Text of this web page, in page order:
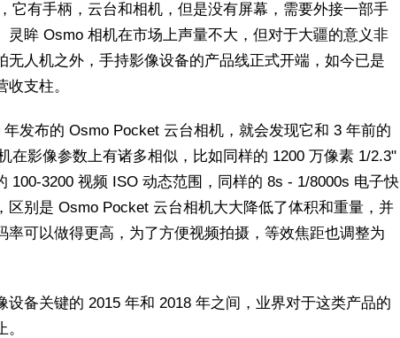
它有手柄，云台和相机，但是没有屏幕，需要外接一部手
灵眸 Osmo 相机在市场上声量不大，但对于大疆的意义非
无人机之外，手持影像设备的产品线正式开端，如今已是
支柱。
年发布的 Osmo Pocket 云台相机，就会发现它和 3 年前的
在影像参数上有诸多相似，比如同样的 1200 万像素 1/2.3"
100-3200 视频 ISO 动态范围，同样的 8s - 1/8000s 电子快
区别是 Osmo Pocket 云台相机大大降低了体积和重量，并
率可以做得更高，为了方便视频拍摄，等效焦距也调整为
设备关键的 2015 年和 2018 年之间，业界对于这类产品的